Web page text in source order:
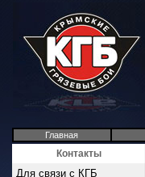
Главная
Контакты
Для связи с КГБ